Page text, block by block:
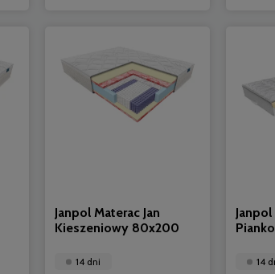
Janpol Materac Jan
Kieszeniowy 80x200
14 dni 14